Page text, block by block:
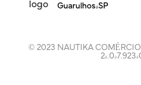
Guarulhos/SP
© 2023 NAUTIKA COMÉRCIO